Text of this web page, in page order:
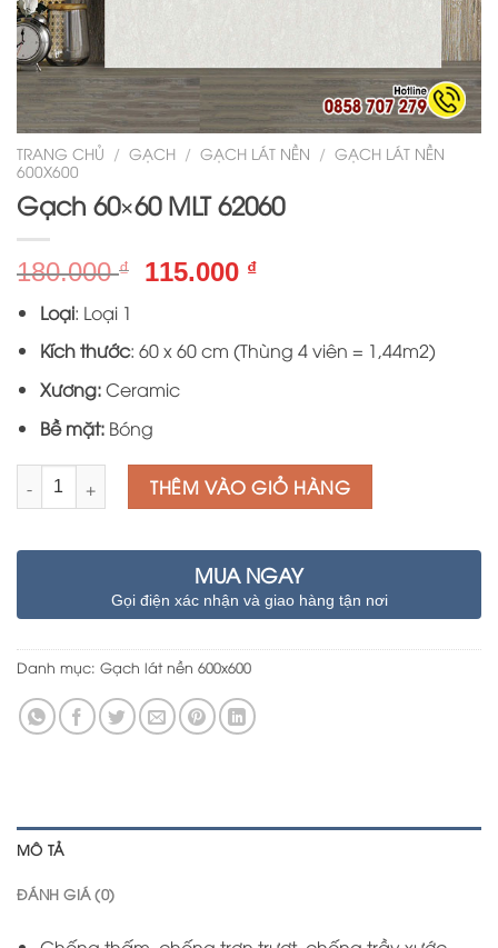
TRANG CHỦ / GẠCH / GẠCH LÁT NỀN / GẠCH LÁT NỀN
600X600
Gạch 60×60 MLT 62060
180.000₫
Giá
180.000 ₫.
115.000 ₫Giá
là:
Loại: Loại 1
Kích thước: 60 x 60 cm (Thùng 4 viên = 1,44m2)
Xương:Ceramic
Bề mặt:Bóng
Số lượng THÊM VÀO GIỎ HÀNG
MUA NGAY
Gọi điện xác nhận và giao hàng tận nơi
Danh mục: Gạch lát nền 600x600
MÔ TẢ
ĐÁNH GIÁ (0)